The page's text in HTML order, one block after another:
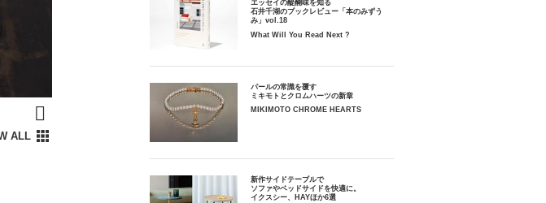
エッセイの醍醐味を知る
石井千湖のブックレビュー「本のみずう
み」vol.18
What Will You Read Next ?
パールの常識を覆す
ミキモトとクロムハーツの新章
MIKIMOTO CHROME HEARTS
新作サイドテーブルで
ソファやベッドサイドを快適に。
イクスシー、HAYほか6選